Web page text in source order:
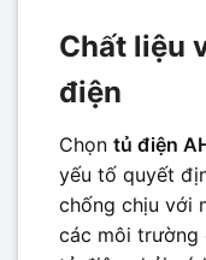
Chất liệu
điện
Chọn tủ điện
yếu tố quyết
chống chịu với
các môi trường